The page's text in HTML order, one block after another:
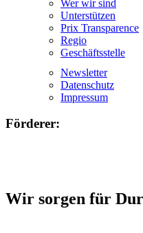
Wer wir sind
Unterstützen
Prix Transparence
Regio
Geschäftsstelle
Newsletter
Datenschutz
Impressum
Förderer:
Wir sorgen für